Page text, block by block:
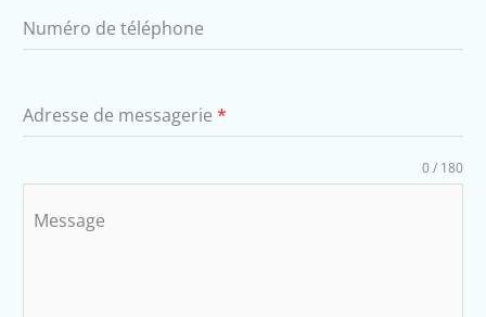
Numéro de téléphone
Adresse de messagerie *
Message
0 / 180